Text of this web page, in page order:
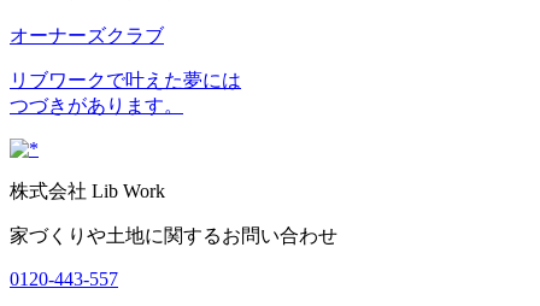
オーナーズクラブ
リブワークで叶えた夢には
つづきがあります。
株式会社 Lib Work
家づくりや土地に関するお問い合わせ
0120-443-557